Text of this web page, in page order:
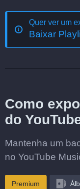
Quer ver um
Baixar
Como
do
Mantenha um
no YouTube
Premium